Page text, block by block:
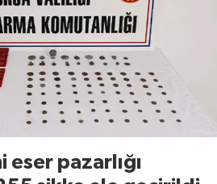
eser pazarlığı